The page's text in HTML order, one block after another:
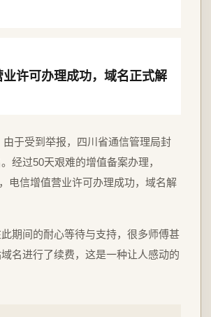
业许可办理成功，域名正式解
由于受到举报，四川省通信管理局封
经过50天艰难的增值备案办理，
电信增值营业许可办理成功，域名解
期间的耐心等待与支持，很多师傅甚
名进行了续费，这是一种让人感动的